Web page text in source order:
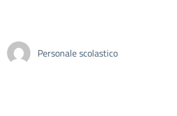
Personale scolastico